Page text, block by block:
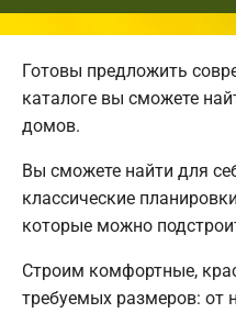
Готовы предложить
каталоге вы сможете
домов.
Вы сможете найти для
классические
которые можно
Строим комфортные,
требуемых размеров: от